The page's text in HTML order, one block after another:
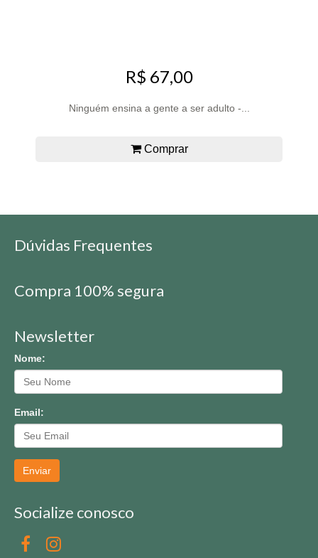
R$ 67,00
Ninguém ensina a gente a ser adulto -...
Comprar
Dúvidas Frequentes
Compra 100% segura
Newsletter
Nome:
Email:
Enviar
Socialize conosco